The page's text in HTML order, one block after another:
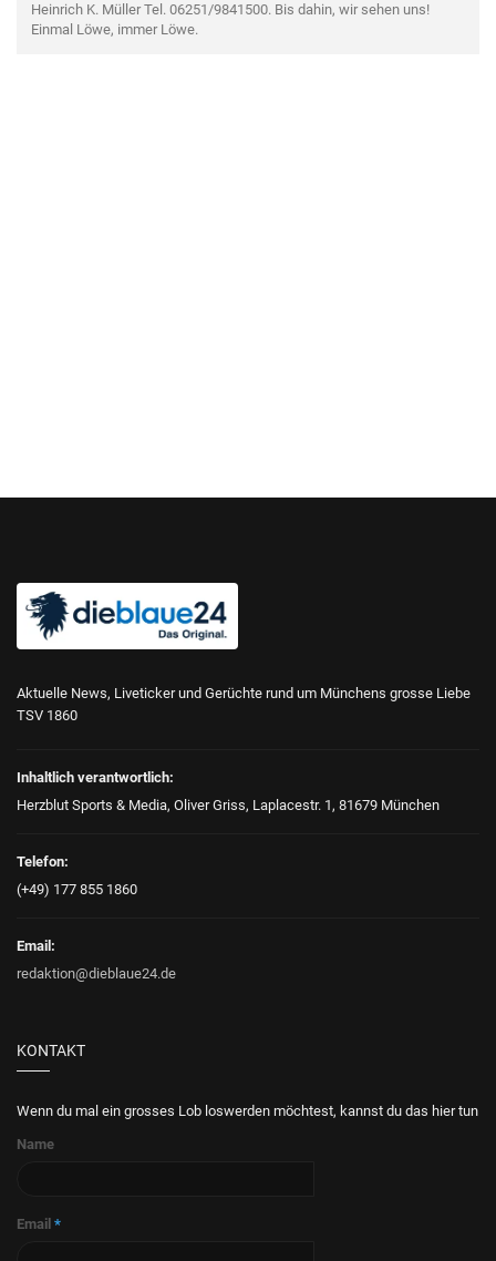
Heinrich K. Müller Tel. 06251/9841500. Bis dahin, wir sehen uns!
Einmal Löwe, immer Löwe.
Aktuelle News, Liveticker und Gerüchte rund um Münchens grosse Liebe
TSV 1860
Inhaltlich verantwortlich:
Herzblut Sports & Media, Oliver Griss, Laplacestr. 1, 81679 München
Telefon:
(+49) 177 855 1860
Email:
redaktion@dieblaue24.de
KONTAKT
Wenn du mal ein grosses Lob loswerden möchtest, kannst du das hier tun
Name
Email *